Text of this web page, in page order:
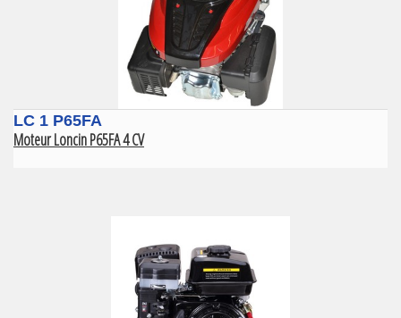
LC 1 P65FA
Moteur Loncin P65FA 4 CV